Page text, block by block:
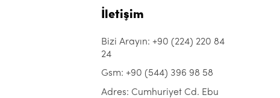
İletişim
Bizi Arayın: +90 (224) 220 84
24
Gsm: +90 (544) 396 98 58
Adres: Cumhuriyet Cd. Ebu